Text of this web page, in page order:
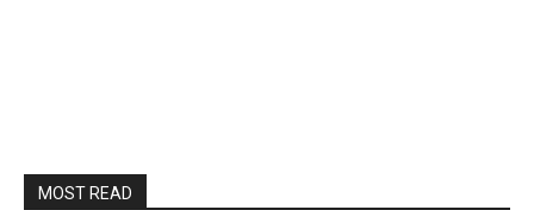
MOST READ